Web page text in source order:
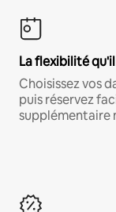
La flexibilité
Choisissez vos
puis réservez
supplémentaire